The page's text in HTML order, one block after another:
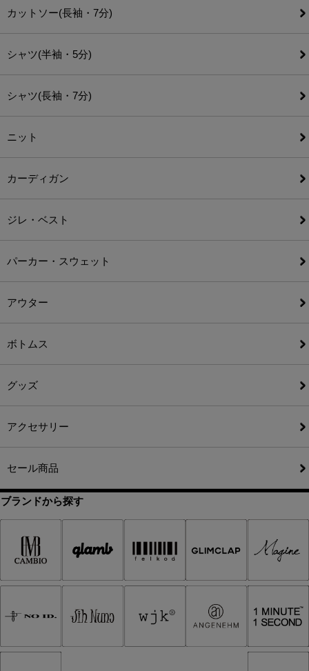
カットソー(長袖・7分)
シャツ(半袖・5分)
シャツ(長袖・7分)
ニット
カーディガン
ジレ・ベスト
パーカー・スウェット
アウター
ボトムス
グッズ
アクセサリー
セール商品
ブランドから探す